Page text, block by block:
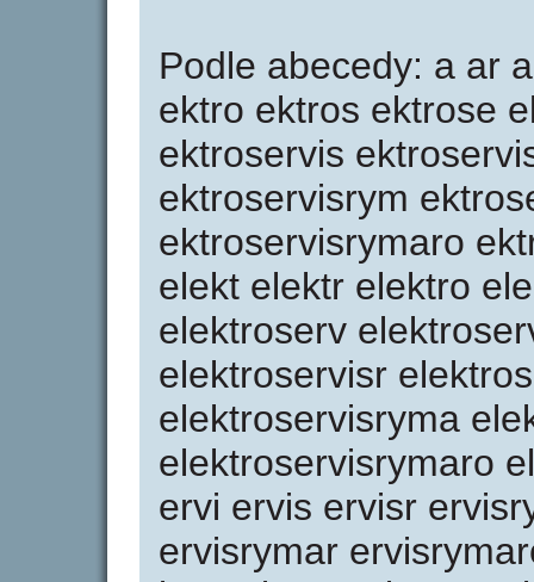
Podle abecedy: a ar
ektro ektros ektrose
ektroservis
ektroservisrym
ektroservisrymaro
elekt elektr elektro
elektroserv
elektroservisr
elektroservisryma
elektroservisrymaro
ervi ervis ervisr
ervisrymar